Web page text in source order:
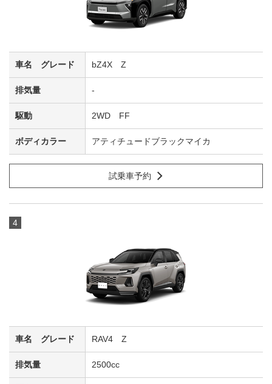
bZ4X Z
-
2WD FF
アティチュードブラックマイカ
試乗車予約
4
RAV4 Z
2500cc